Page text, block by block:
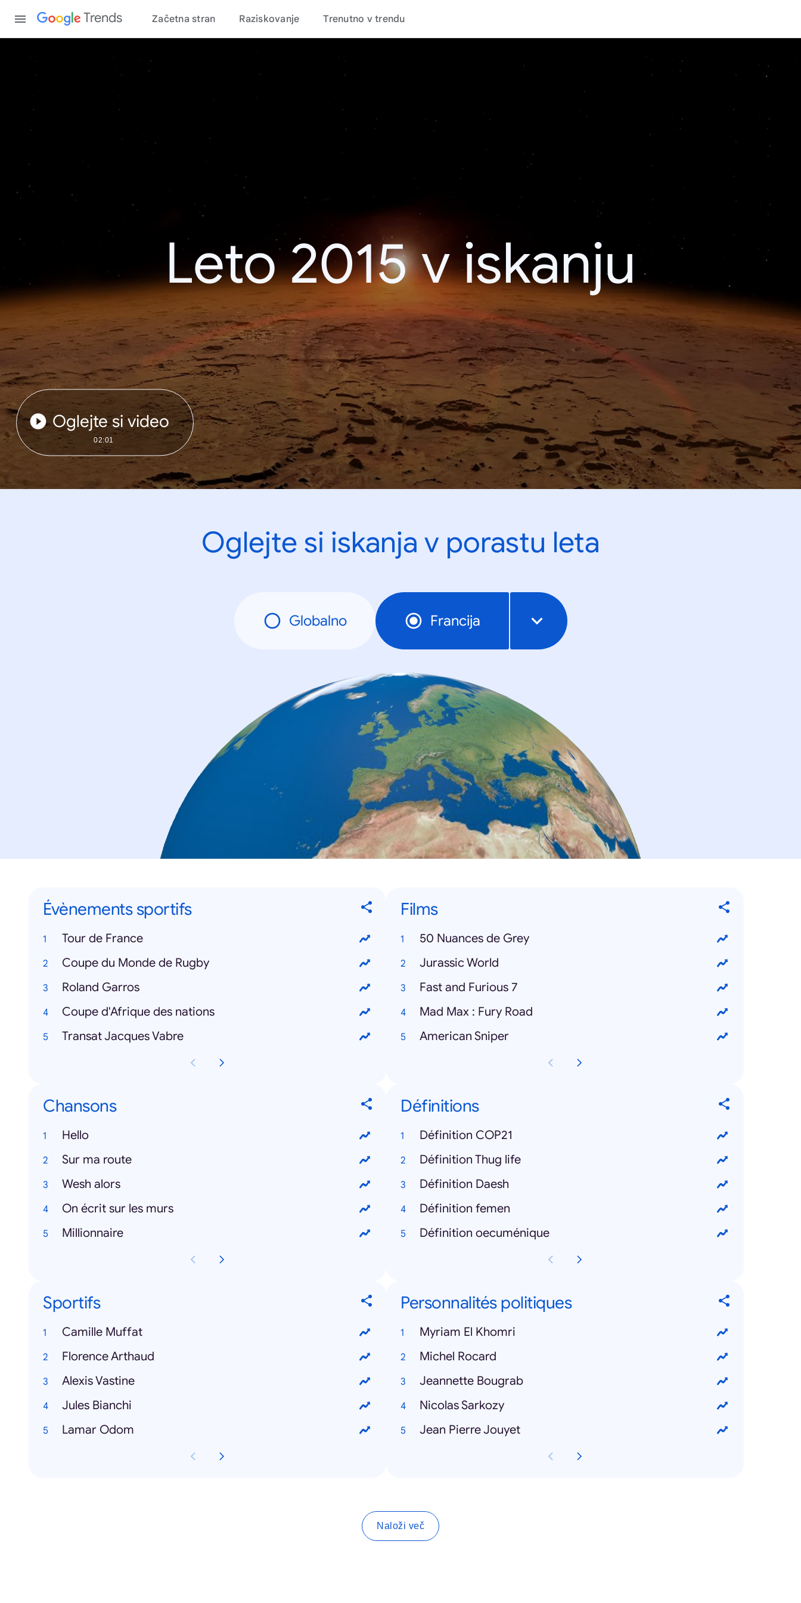
Trends Začetna stran Raziskovanje Trenutno v trendu
Leto 2015 v iskanju
Oglejte si video
02:01
Oglejte si iskanja v porastu leta
Globalno Francija
Évènements sportifs
Tour de France
Coupe du Monde de Rugby
Roland Garros
Coupe d'Afrique des nations
Transat Jacques Vabre
Films
50 Nuances de Grey
Jurassic World
Fast and Furious 7
Mad Max : Fury Road
American Sniper
Chansons
Hello
Sur ma route
Wesh alors
On écrit sur les murs
Millionnaire
Définitions
Définition COP21
Définition Thug life
Définition Daesh
Définition femen
Définition oecuménique
Sportifs
Camille Muffat
Florence Arthaud
Alexis Vastine
Jules Bianchi
Lamar Odom
Personnalités politiques
Myriam El Khomri
Michel Rocard
Jeannette Bougrab
Nicolas Sarkozy
Jean Pierre Jouyet
Naloži več